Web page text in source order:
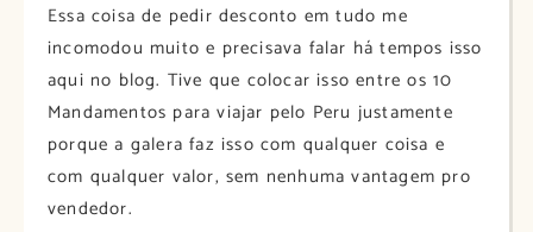
Essa coisa de pedir desconto em tudo me
incomodou muito e precisava falar há tempos isso
aqui no blog. Tive que colocar isso entre os 10
Mandamentos para viajar pelo Peru justamente
porque a galera faz isso com qualquer coisa e
com qualquer valor, sem nenhuma vantagem pro
vendedor.